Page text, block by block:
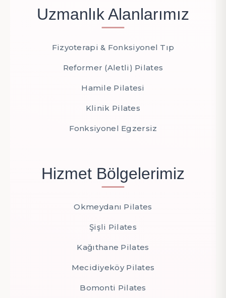
Uzmanlık Alanlarımız
Fizyoterapi & Fonksiyonel Tıp
Reformer (Aletli) Pilates
Hamile Pilatesi
Klinik Pilates
Fonksiyonel Egzersiz
Hizmet Bölgelerimiz
Okmeydanı Pilates
Şişli Pilates
Kağıthane Pilates
Mecidiyeköy Pilates
Bomonti Pilates